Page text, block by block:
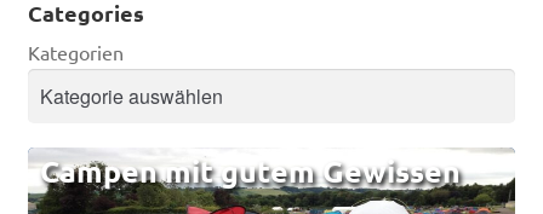
Categories
Kategorien
Campen mit gutem Gewissen